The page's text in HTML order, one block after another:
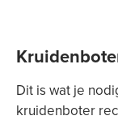
Dit is wat je
kruidenboter